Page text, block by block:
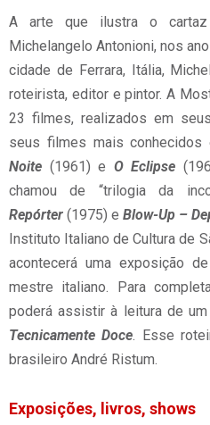
A arte que ilustra o
Michelangelo Antonioni, nos
cidade de Ferrara, Itália,
roteirista, editor e pintor. A
23 filmes, realizados em
seus filmes mais
Noite (1961) e O Eclipse
chamou de “trilogia da
Repórter (1975) e Blow-Up –
Instituto Italiano de Cultura de
acontecerá uma exposição
mestre italiano. Para
poderá assistir à leitura de
Tecnicamente Doce. Esse
brasileiro André Ristum.
Exposições, livros, shows